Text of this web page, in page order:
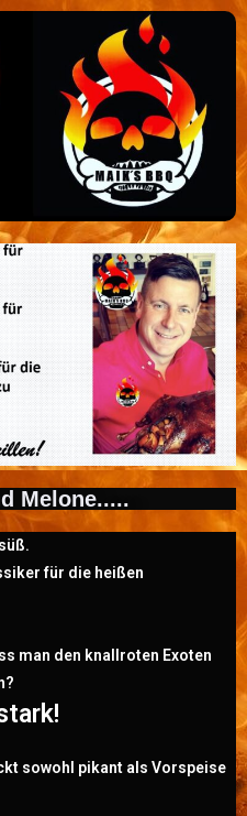
Melone.....
für die heißen
man den knallroten Exoten
sowohl pikant als Vorspeise